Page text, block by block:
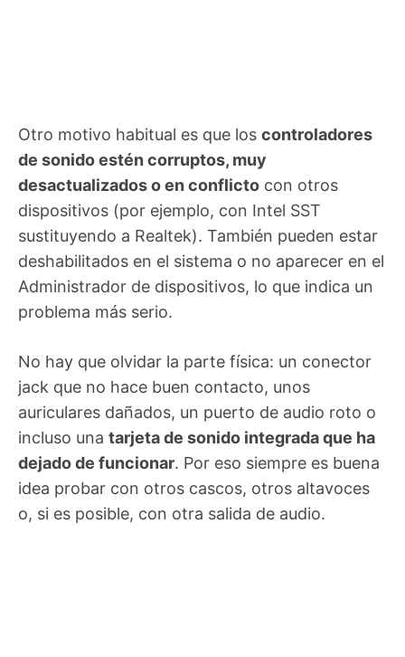
Otro motivo habitual es que los controladores
de sonido estén corruptos, muy
desactualizados o en conflicto con otros
dispositivos (por ejemplo, con Intel SST
sustituyendo a Realtek). También pueden estar
deshabilitados en el sistema o no aparecer en el
Administrador de dispositivos, lo que indica un
problema más serio.
No hay que olvidar la parte física: un conector
jack que no hace buen contacto, unos
auriculares dañados, un puerto de audio roto o
incluso una tarjeta de sonido integrada que ha
dejado de funcionar. Por eso siempre es buena
idea probar con otros cascos, otros altavoces
o, si es posible, con otra salida de audio.